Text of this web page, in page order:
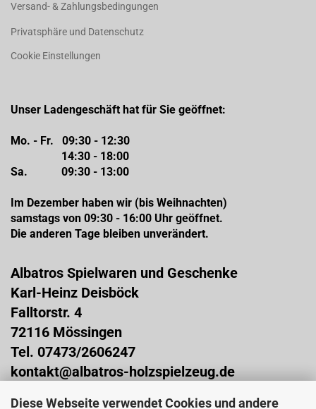
Diese Webseite verwendet Cookies und andere
Versand- & Zahlungsbedingungen
Privatsphäre und Datenschutz
Cookie Einstellungen
Unser Ladengeschäft hat für Sie geöffnet:
Mo. - Fr. 09:30 - 12:30
14:30 - 18:00
Sa. 09:30 - 13:00
Im Dezember haben wir (bis Weihnachten)
samstags von 09:30 - 16:00 Uhr geöffnet.
Die anderen Tage bleiben unverändert.
Albatros Spielwaren und Geschenke
Karl-Heinz Deisböck
Falltorstr. 4
72116 Mössingen
Tel. 07473/2606247
kontakt@albatros-holzspielzeug.de